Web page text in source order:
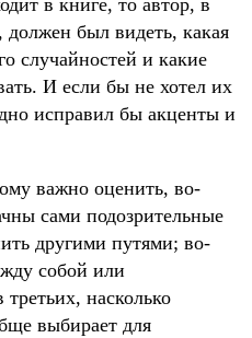
должен был видеть, какая
случайностей и какие
И если бы не хотел их
исправил бы акценты и
важно оценить, во-
сами подозрительные
другими путями; во-
собой или
третьих, насколько
выбирает для